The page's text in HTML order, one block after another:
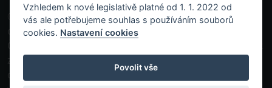
© 2013-2026, VECTOR Certifikace s.r.o. je akreditovanou
osobou zapsanou v příslušném rejstříku vedeném
zaměřených na prokázání odborných znalostí a
dovedností. Společnost zapsaná v obchodním rejstříku
Vzhledem k nové legislativě platné od 1. 1. 2022 od
vás ale potřebujeme souhlas s používáním souborů
cookies. Nastavení cookies
Povolit vše